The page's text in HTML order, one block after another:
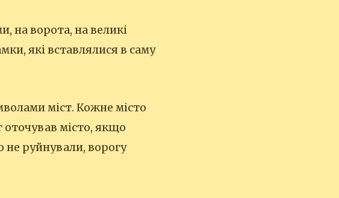
на ворота, на великі
які вставлялися в саму
міст. Кожне місто
оточував місто, якщо
не руйнували, ворогу